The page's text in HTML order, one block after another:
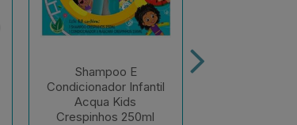
Shampoo E
Condicionador Infantil
Acqua Kids
Crespinhos 250ml